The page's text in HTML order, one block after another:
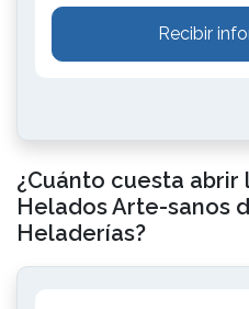
Recibir
¿Cuánto cuesta
Helados Arte-sanos
Heladerías?